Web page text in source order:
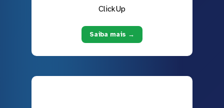
ClickUp
Saiba mais →